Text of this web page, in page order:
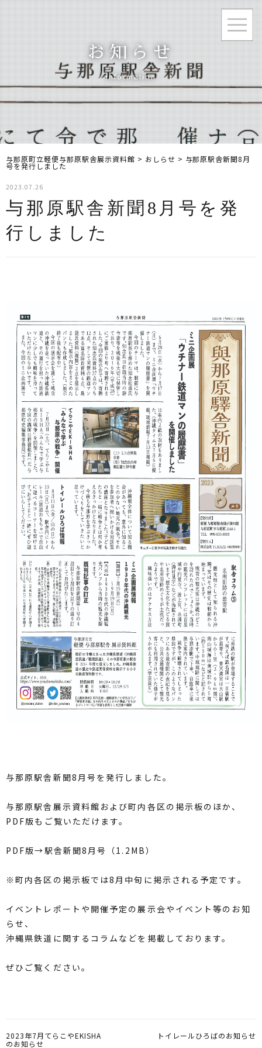
お知らせ
information
与那原町立軽便与那原駅舎展示資料館 > おしらせ > 与那原駅舎新聞8月
号を発行しました
2023.07.26
与那原駅舎新聞8月号を発
行しました
与那原駅舎新聞8月号を発行しました。
与那原駅舎展示資料館および町内各区の掲示板のほか、
PDF版もご覧いただけます。
PDF版→駅舎新聞8月号（1.2MB）
※町内各区の掲示板では8月中旬に掲示される予定です。
イベントレポートや開催予定の展示会やイベント等のお知
らせ、
沖縄県鉄道に関するコラムなどを掲載しております。
ぜひご覧ください。
2023年7月てらこやEKISHA
のお知らせ
トイレールひろばのお知らせ